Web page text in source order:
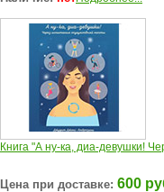
Книга "А ну-ка, диа-девушки!
Цена при доставке: 600